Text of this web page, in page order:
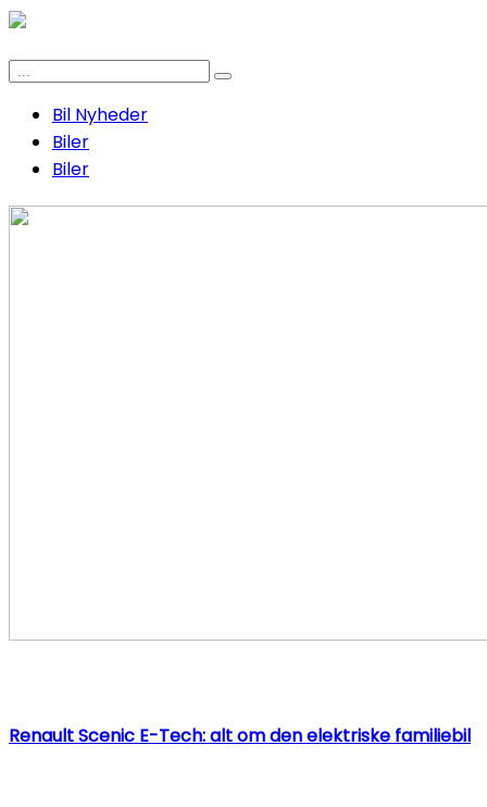
Bil Nyheder
Biler
Biler
Renault Scenic E-Tech: alt om den elektriske familiebil